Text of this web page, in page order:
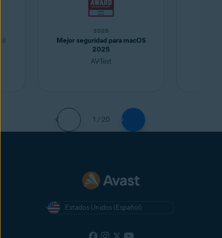
2026
Mejor seguridad para macOS
2025
AV-Test
1 / 20
Estados Unidos (Español)